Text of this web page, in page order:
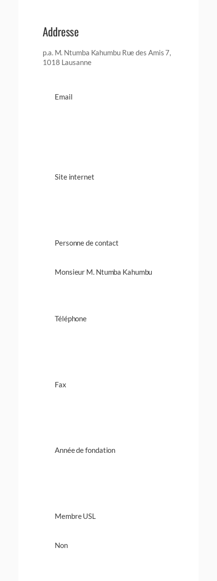
Addresse
p.a. M. Ntumba Kahumbu Rue des Amis 7,
1018 Lausanne
Email
Site internet
Personne de contact
Monsieur M. Ntumba Kahumbu
Téléphone
Fax
Année de fondation
Membre USL
Non